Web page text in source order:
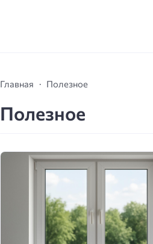
Главная Полезное
Полезное